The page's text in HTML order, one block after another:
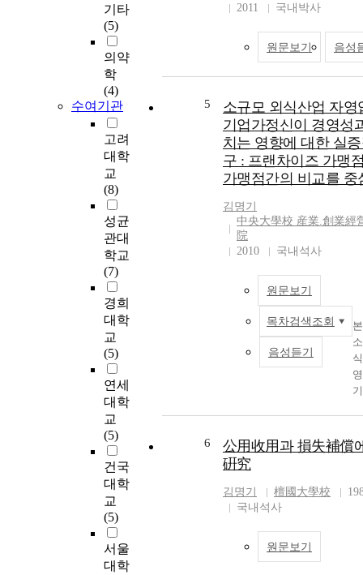
기타
(5)
의약
학
(4)
수여기관
고려
대학
교
(8)
성균
관대
학교
(7)
경희
대학
교
(5)
연세
대학
교
(5)
건국
대학
교
(5)
서울
대학
2011
국내박사
원문보기 음성
5
소규모 외식산업 자영
기업가정신이 경영성
치는 영향에 대한 실
구 : 프랜차이즈 가맹
가맹점간의 비교를 중
김명기
中央大學校 産業.創業經
院
2010
국내석사
원문보기
목차검색조회
음성듣기
6
公用收用과 損失補償
硏究
김명기 檀國大學校
국내석사
원문보기